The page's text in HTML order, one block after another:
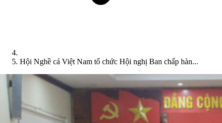
Hội Nghề cá Việt Nam tổ chức Hội nghị Ban chấp hàn...